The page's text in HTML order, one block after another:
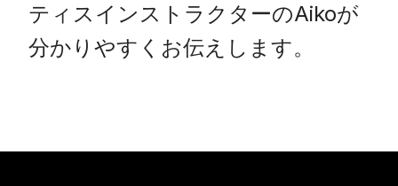
ティスインストラクターのAikoが
分かりやすくお伝えします。